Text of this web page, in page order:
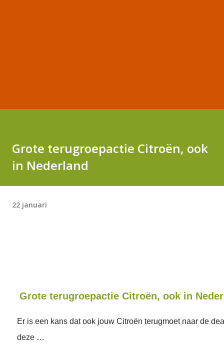
Grote terugroepactie Citroën, ook
in Nederland
22 januari
Grote terugroepactie Citroën, ook in
Er is een kans dat ook jouw Citroën terugmoet naar de
deze …